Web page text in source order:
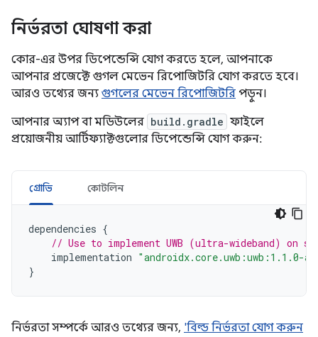
নির্ভরতা ঘোষণা করা
কোর-এর উপর ডিপেন্ডেন্সি যোগ করতে হলে, আপনাকে
আপনার প্রজেক্টে গুগল মেভেন রিপোজিটরি যোগ করতে হবে।
আরও তথ্যের জন্য গুগলের মেভেন রিপোজিটরি পড়ুন।
আপনার অ্যাপ বা মডিউলের build.gradle ফাইলে
প্রয়োজনীয় আর্টিফ্যাক্টগুলোর ডিপেন্ডেন্সি যোগ করুন:
গ্রোভি কোটলিন
dependencies {
// Use to implement UWB (ultra-wideband) on
implementation "androidx.core.uwb:uwb:1.1.0-
}
নির্ভরতা সম্পর্কে আরও তথ্যের জন্য, 'বিল্ড নির্ভরতা যোগ করুন